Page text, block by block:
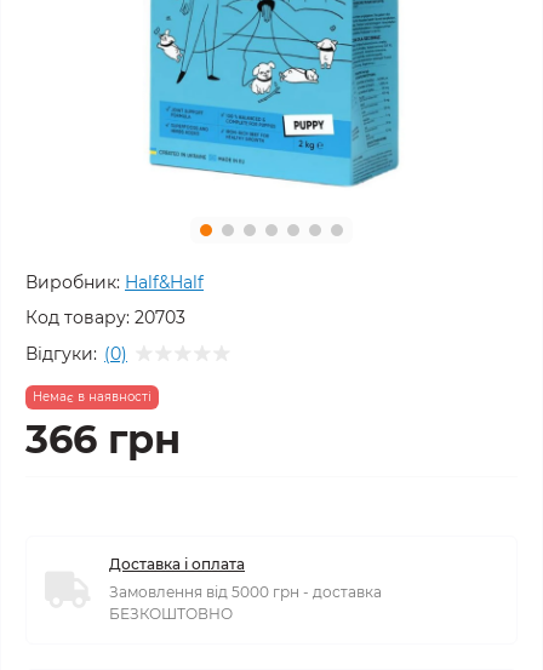
Виробник: Half&Half
Код товару: 20703
Відгуки: (0)
Немає в наявності
366 грн
Доставка і оплата
Замовлення від 5000 грн - доставка
БЕЗКОШТОВНО